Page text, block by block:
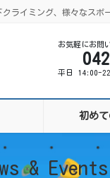
ライミング、様々なスポ
お気軽にお問
平日 14:00-
初め
& Events